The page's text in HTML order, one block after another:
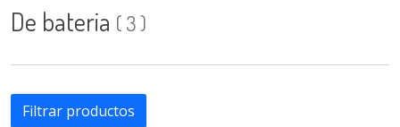
De bateria ( 3)
Filtrar productos